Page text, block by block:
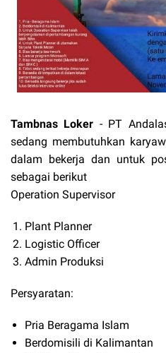
Tambnas Loker - PT
sedang membutuhkan
dalam bekerja dan untuk
sebagai berikut
Operation Supervisor
Plant Planner
Logistic Officer
Admin Produksi
Persyaratan:
Pria Beragama Islam
Berdomisili di Kalimantan